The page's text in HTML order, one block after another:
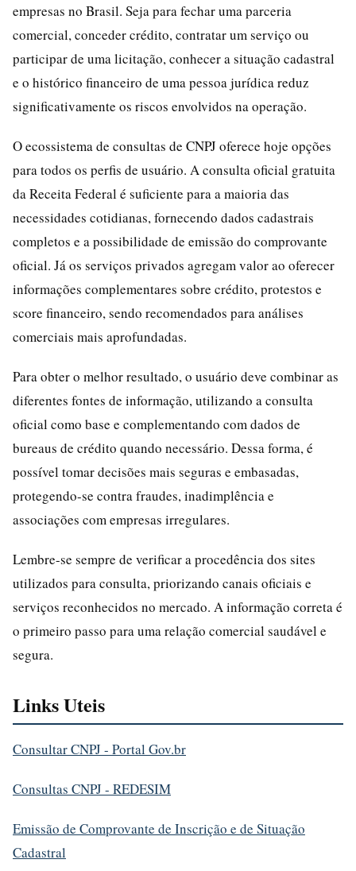
empresas no Brasil. Seja para fechar uma parceria
comercial, conceder crédito, contratar um serviço ou
participar de uma licitação, conhecer a situação cadastral
e o histórico financeiro de uma pessoa jurídica reduz
significativamente os riscos envolvidos na operação.
O ecossistema de consultas de CNPJ oferece hoje opções
para todos os perfis de usuário. A consulta oficial gratuita
da Receita Federal é suficiente para a maioria das
necessidades cotidianas, fornecendo dados cadastrais
completos e a possibilidade de emissão do comprovante
oficial. Já os serviços privados agregam valor ao oferecer
informações complementares sobre crédito, protestos e
score financeiro, sendo recomendados para análises
comerciais mais aprofundadas.
Para obter o melhor resultado, o usuário deve combinar as
diferentes fontes de informação, utilizando a consulta
oficial como base e complementando com dados de
bureaus de crédito quando necessário. Dessa forma, é
possível tomar decisões mais seguras e embasadas,
protegendo-se contra fraudes, inadimplência e
associações com empresas irregulares.
Lembre-se sempre de verificar a procedência dos sites
utilizados para consulta, priorizando canais oficiais e
serviços reconhecidos no mercado. A informação correta é
o primeiro passo para uma relação comercial saudável e
segura.
Links Uteis
Consultar CNPJ - Portal Gov.br
Consultas CNPJ - REDESIM
Emissão de Comprovante de Inscrição e de Situação
Cadastral